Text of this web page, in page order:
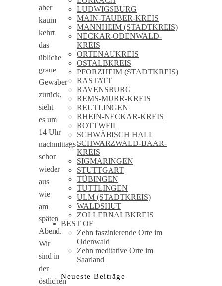
aber
kaum
kehrt
das
übliche
graue
Gewaber
zurück,
sieht
es um
14 Uhr
nachmittags
schon
wieder
aus
wie
am
späten
Abend.
Wir
sind in
der
östlichen
LUDWIGSBURG
MAIN-TAUBER-KREIS
MANNHEIM (STADTKREIS)
NECKAR-ODENWALD-
KREIS
ORTENAUKREIS
OSTALBKREIS
PFORZHEIM (STADTKREIS)
RASTATT
RAVENSBURG
REMS-MURR-KREIS
REUTLINGEN
RHEIN-NECKAR-KREIS
ROTTWEIL
SCHWÄBISCH HALL
SCHWARZWALD-BAAR-
KREIS
SIGMARINGEN
STUTTGART
TÜBINGEN
TUTTLINGEN
ULM (STADTKREIS)
WALDSHUT
ZOLLERNALBKREIS
BEST OF
Zehn faszinierende Orte im
Odenwald
Zehn meditative Orte im
Saarland
Neueste Beiträge